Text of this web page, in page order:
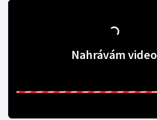
Rychlobruslení
Nahrávám video